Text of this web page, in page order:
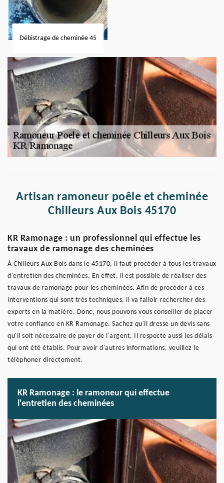
Débistrage de cheminée 45
Artisan ramoneur poêle et cheminée
Chilleurs Aux Bois 45170
KR Ramonage : un professionnel qui effectue les
travaux de ramonage des cheminées
À Chilleurs Aux Bois dans le 45170, il faut procéder à tous les travaux
d'entretien des cheminées. En effet, il est possible de réaliser des
travaux de ramonage pour les cheminées. Afin de procéder à ces
interventions qui sont très techniques, il va falloir rechercher des
experts en la matière. Donc, nous pouvons vous conseiller de placer
votre confiance en KR Ramonage. Sachez qu'il dresse un devis sans
qu'il soit nécessaire de payer de l'argent. Il respecte aussi les délais
qui ont été établis. Pour avoir d'autres informations, veuillez le
téléphoner directement.
KR Ramonage : le ramoneur qui effectue
l'entretien des cheminées